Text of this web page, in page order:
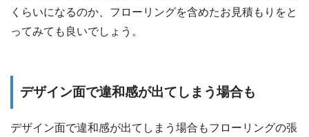
くらいになるのか、フローリングを含めたお見積もりをと
ってみても良いでしょう。
デザイン面で違和感が出てしまう場合も
デザイン面で違和感が出てしまう場合もフローリングの張